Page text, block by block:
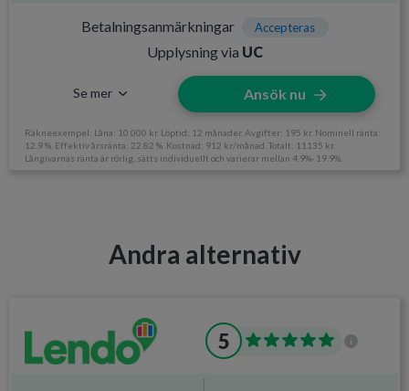
Betalningsanmärkningar Accepteras
Upplysning via UC
Se mer Ansök nu
Räkneexempel: Låna: 10.000 kr. Löptid: 12 månader. Avgifter: 195 kr. Nominell ränta:
12.9 %. Effektiv årsränta: 22.82 %. Kostnad: 912 kr/månad. Totalt: 11135 kr.
Långivarnas ränta är rörlig, sätts individuellt och varierar mellan 4.9%- 19.9%.
Krav och avgifter
Andra alternativ
5